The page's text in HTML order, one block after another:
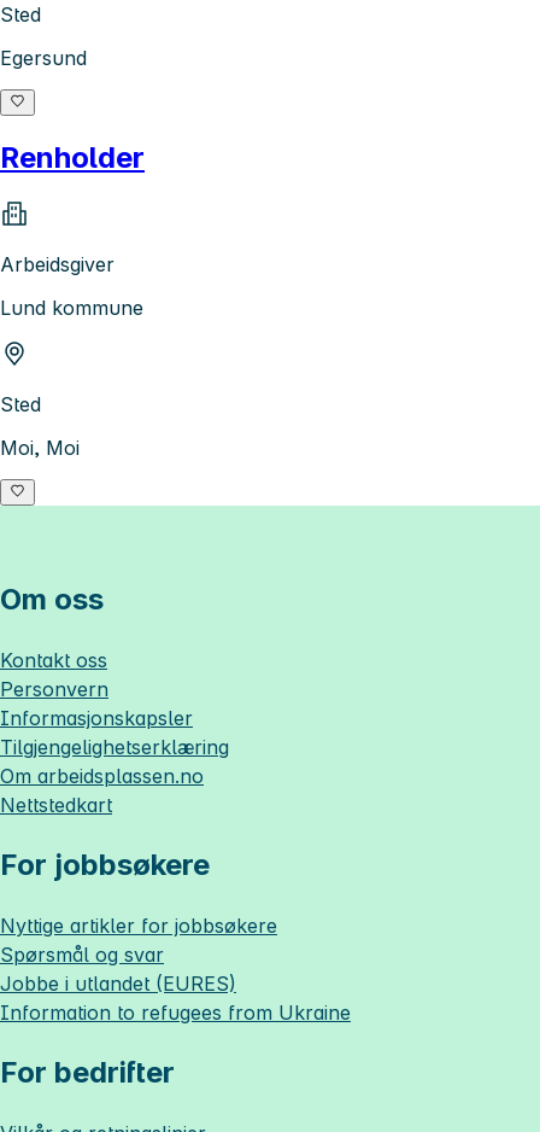
Sted
Egersund
Renholder
Arbeidsgiver
Lund kommune
Sted
Moi, Moi
Om oss
Kontakt oss
Personvern
Informasjonskapsler
Tilgjengelighetserklæring
Om arbeidsplassen.no
Nettstedkart
For jobbsøkere
Nyttige artikler for jobbsøkere
Spørsmål og svar
Jobbe i utlandet (EURES)
Information to refugees from Ukraine
For bedrifter